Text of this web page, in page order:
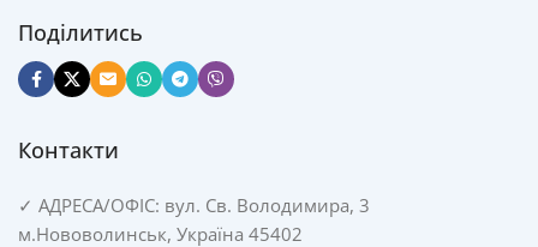
Поділитись
Контакти
✓ АДРЕСА/ОФІС: вул. Св. Володимира, 3
м.Нововолинськ, Україна 45402